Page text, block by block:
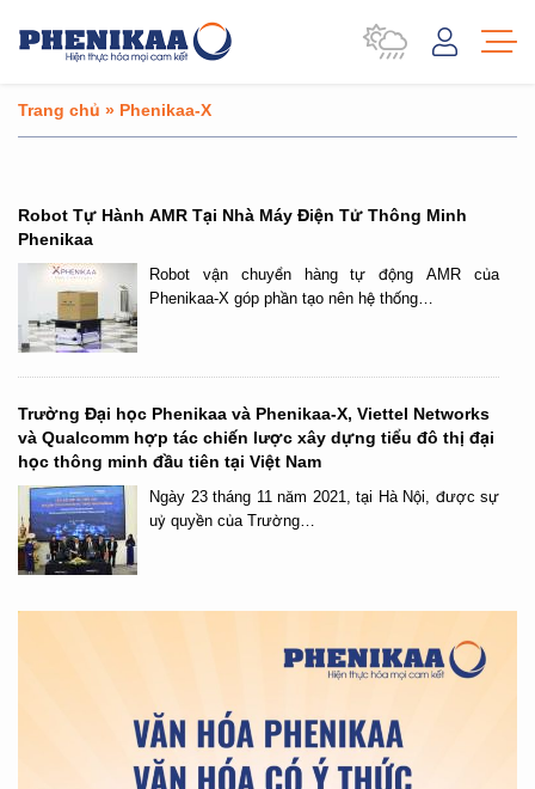
Trang chủ » Phenikaa-X
Robot Tự Hành AMR Tại Nhà Máy Điện Tử Thông Minh
Phenikaa
Robot vận chuyển hàng tự động AMR của
Phenikaa-X góp phần tạo nên hệ thống…
Trường Đại học Phenikaa và Phenikaa-X, Viettel Networks
và Qualcomm hợp tác chiến lược xây dựng tiểu đô thị đại
học thông minh đầu tiên tại Việt Nam
Ngày 23 tháng 11 năm 2021, tại Hà Nội, được sự
uỷ quyền của Trường…